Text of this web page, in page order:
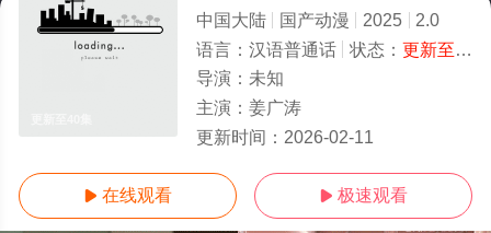
中国大陆 国产动漫 2025
2.0
语言： 汉语普通话 状态： 更新至40集
导演： 未知
主演： 姜广涛
更新时间： 2026-02-11
 在线观看  极速观看